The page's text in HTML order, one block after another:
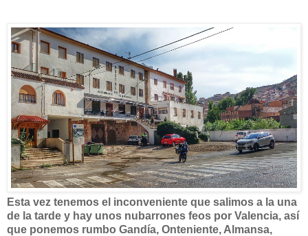
Esta vez tenemos el inconveniente que salimos a la una
de la tarde y hay unos nubarrones feos por Valencia, así
que ponemos rumbo Gandía, Onteniente, Almansa,